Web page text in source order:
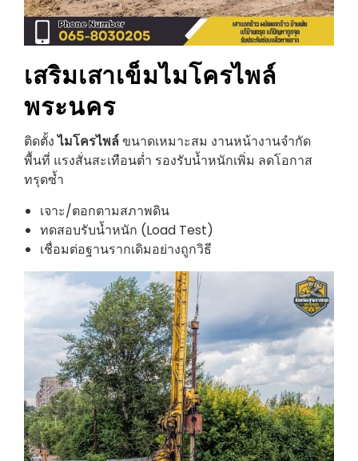
เสริมเสาเข็มไมโครไพล์
พระนคร
ติดตั้งไมโครไพล์ขนาดเหมาะสม งานหน้างานจำกัด
พื้นที่ แรงสั่นสะเทือนต่ำ รองรับน้ำหนักเพิ่ม ลดโอกาส
ทรุดซ้ำ
เจาะ/ตอกตามสภาพดิน
ทดสอบรับน้ำหนัก (Load Test)
เชื่อมต่อฐานรากเดิมอย่างถูกวิธี